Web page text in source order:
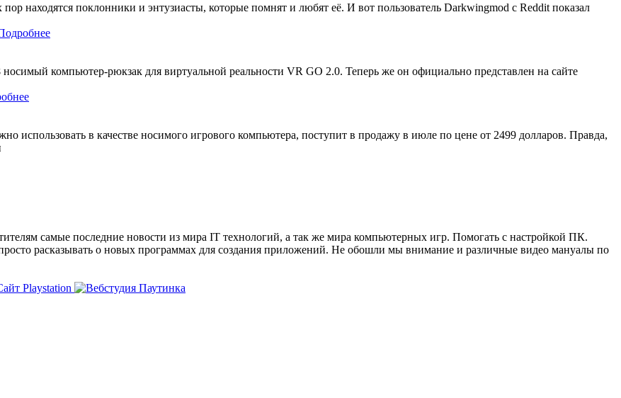
находятся поклонники и энтузиасты, которые помнят и любят её. И вот пользователь Darkwingmod с Reddit показал
компьютер-рюкзак для виртуальной реальности VR GO 2.0. Теперь же он официально представлен на сайте
использовать в качестве носимого игрового компьютера, поступит в продажу в июле по цене от 2499 долларов. Правда,
самые последние новости из мира IT технологий, а так же мира компьютерных игр. Помогать с настройкой ПК.
расказывать о новых программах для создания приложений. Не обошли мы внимание и различные видео мануалы по